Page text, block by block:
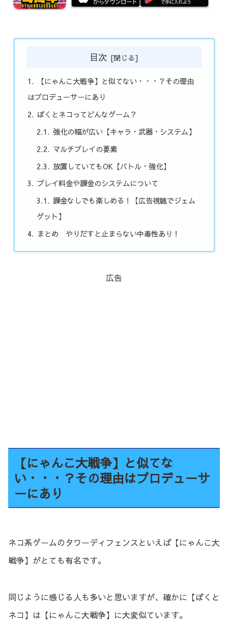
目次
【にゃんこ大戦争】と似てない・・・？その理由
はプロデューサーにあり
ぼくとネコってどんなゲーム？
強化の幅が広い【キャラ・武器・システム】
マルチプレイの要素
放置していてもOK【バトル・強化】
プレイ料金や課金のシステムについて
課金なしでも楽しめる！【広告視聴でジェム
ゲット】
まとめ やりだすと止まらない中毒性あり！
広告
【にゃんこ大戦争】と似てな
い・・・？その理由はプロデューサ
ーにあり
ネコ系ゲームのタワーディフェンスといえば【にゃんこ大
戦争】がとても有名です。
同じように感じる人も多いと思いますが、確かに【ぼくと
ネコ】は【にゃんこ大戦争】に大変似ています。